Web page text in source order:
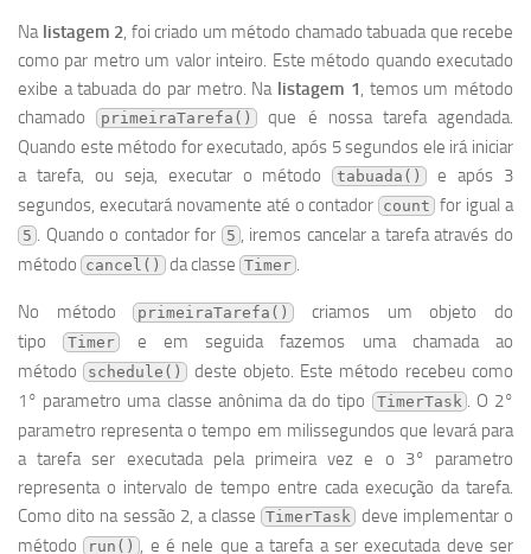
Na listagem 2, foi criado um método chamado tabuada que recebe
como par metro um valor inteiro. Este método quando executado
exibe a tabuada do par metro. Na listagem 1, temos um método
chamado primeiraTarefa()
que é nossa tarefa agendada.
Quando este método for executado, após 5 segundos ele irá iniciar
a tarefa, ou seja, executar o método tabuada()
e após 3
segundos, executará novamente até o contador count for igual a
5 . Quando o contador for 5 , iremos cancelar a tarefa através do
método cancel() da classe Timer .
No método primeiraTarefa()
criamos um objeto do
tipo Timer
e em seguida fazemos uma chamada ao
método schedule()
deste objeto. Este método recebeu como
1° parametro uma classe anônima da do tipo
TimerTask . O 2°
parametro representa o tempo em milissegundos que levará para
a tarefa ser executada pela primeira vez e o 3° parametro
representa o intervalo de tempo entre cada execução da tarefa.
Como dito na sessão 2, a classe TimerTask deve implementar o
método run() , e é nele que a tarefa a ser executada deve ser